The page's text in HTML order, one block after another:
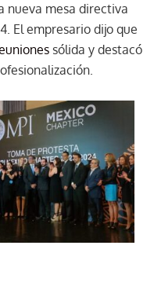
nueva mesa directiva
El empresario dijo que
sólida y destacó